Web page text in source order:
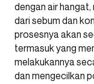
dengan air
dari sebum dan
prosesnya akan
termasuk yang
melakukannya
dan mengecilkan